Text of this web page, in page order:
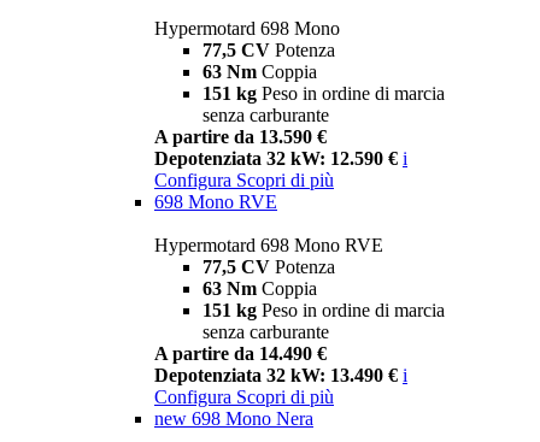
Hypermotard 698 Mono
77,5 CV Potenza
63 Nm Coppia
151 kg Peso in ordine di marcia
senza carburante
A partire da 13.590 €
Depotenziata 32 kW: 12.590 € i
Configura Scopri di più
698 Mono RVE
Hypermotard 698 Mono RVE
77,5 CV Potenza
63 Nm Coppia
151 kg Peso in ordine di marcia
senza carburante
A partire da 14.490 €
Depotenziata 32 kW: 13.490 € i
Configura Scopri di più
new 698 Mono Nera